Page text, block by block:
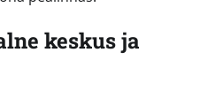
keskus ja